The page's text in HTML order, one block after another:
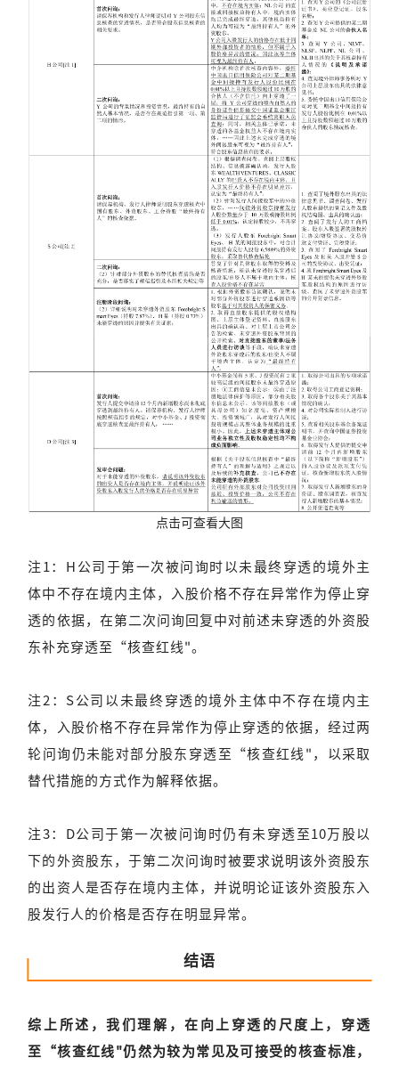
点击可查看大图
注1：H公司于第一次被问询时以未最终穿透的境外主
体中不存在境内主体，入股价格不存在异常作为停止穿
透的依据，在第二次问询回复中对前述未穿透的外资股
东补充穿透至“核查红线"。
注2：S公司以未最终穿透的境外主体中不存在境内主
体，入股价格不存在异常作为停止穿透的依据，经过两
轮问询仍未能对部分股东穿透至“核查红线"，以采取
替代措施的方式作为解释依据。
注3：D公司于第一次被问询时仍有未穿透至10万股以
下的外资股东，于第二次问询时被要求说明该外资股东
的出资人是否存在境内主体，并说明论证该外资股东入
股发行人的价格是否存在明显异常。
结语
综上所述，我们理解，在向上穿透的尺度上，穿透
至“核查红线"仍然为较为常见及可接受的核查标准，